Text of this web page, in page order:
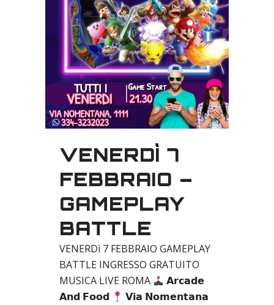
VENERDÌ 7
FEBBRAIO –
GAMEPLAY
BATTLE
VENERDì 7 FEBBRAIO GAMEPLAY
BATTLE INGRESSO GRATUITO
MUSICA LIVE ROMA
𝗔𝗿𝗰𝗮𝗱𝗲
𝗔𝗻𝗱 𝗙𝗼𝗼𝗱
𝗩𝗶𝗮 𝗡𝗼𝗺𝗲𝗻𝘁𝗮𝗻𝗮